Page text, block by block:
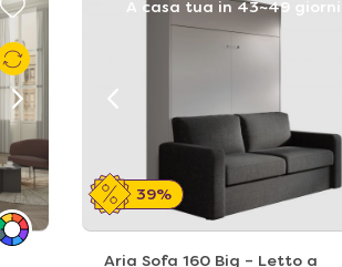
A casa tua in 43~49 giorni
39%
Aria Sofa 160 Big – Letto a